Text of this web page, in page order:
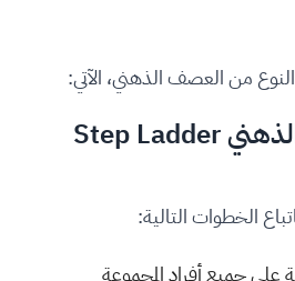
من العصف الذهني، الآتي:
1- سلم العصف الذهني Step Ladder
الخطوات التالية:
على جميع أفراد المجموعة